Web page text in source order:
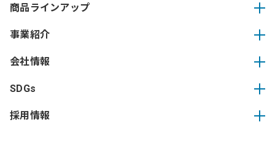
商品ラインアップ
事業紹介
会社情報
SDGs
採用情報